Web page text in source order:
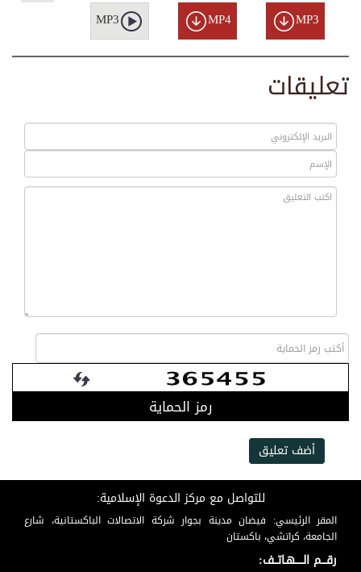
MP3
MP4
MP3
تعليقات
رمز الحماية
أضف تعليق
للتواصل مع مركز الدعوة الإسلامية:
المقر الرئيسي: فيضان مدينة بجوار شركة الاتصالات الباكستانية، شارع
الجامعة، كراتشي، باكستان
رقـــم الـــــهـاتــف: